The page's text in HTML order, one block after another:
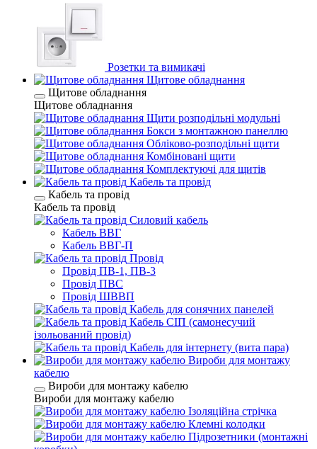
Розетки та вимикачі
Щитове обладнання
Щитове обладнання
Щитове обладнання
Щити розподільні модульні
Бокси з монтажною панеллю
Обліково-розподільні щити
Комбіновані щити
Комплектуючі для щитів
Кабель та провід
Кабель та провід
Кабель та провід
Силовий кабель
Кабель ВВГ
Кабель ВВГ-П
Провід
Провід ПВ-1, ПВ-3
Провід ПВС
Провід ШВВП
Кабель для сонячних панелей
Кабель СІП (самонесучий
ізольований провід)
Кабель для інтернету (вита пара)
Вироби для монтажу
кабелю
Вироби для монтажу кабелю
Вироби для монтажу кабелю
Ізоляційна стрічка
Клемні колодки
Підрозетники (монтажні